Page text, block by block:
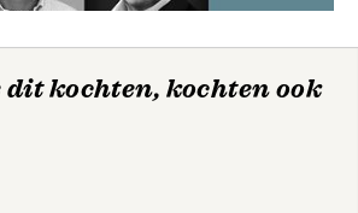
samen met Sami en blijf geïnspireerd
dit prachtige boek hebben.' - Helen Goh
kochten, kochten ook